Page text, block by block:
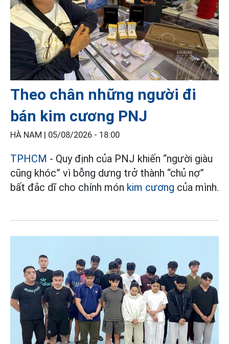
Theo chân những người đi
bán kim cương PNJ
HÀ NAM | 05/08/2026 - 18:00
TPHCM - Quy định của PNJ khiến “người giàu
cũng khóc” vì bỗng dưng trở thành “chủ nợ”
bất đắc dĩ cho chính món kim cương của mình.